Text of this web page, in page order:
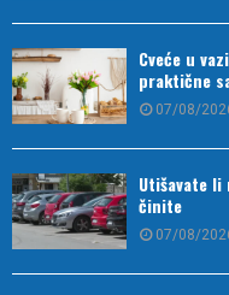
Cveće u
praktične
07/08/
Utišavate
činite
07/08/